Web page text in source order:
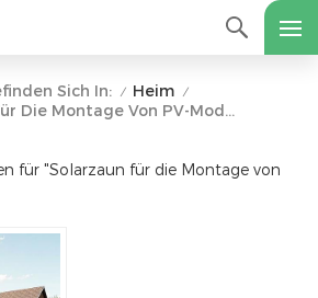
Sich In: / Heim /
Solarzaun Für Die Montage Von PV-Modulen
für "Solarzaun für die Montage von